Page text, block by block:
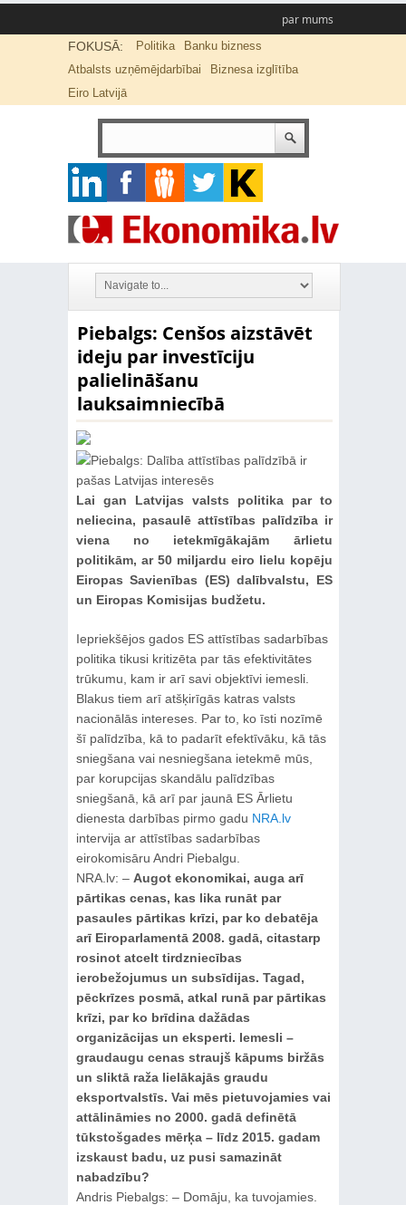
par mums
FOKUSĀ: Politika
Banku bizness
Atbalsts uzņēmējdarbībai
Biznesa izglītība
Eiro Latvijā
Piebalgs: Cenšos aizstāvēt
ideju par investīciju
palielināšanu
lauksaimniecībā
Lai gan Latvijas valsts politika par to
neliecina, pasaulē attīstības palīdzība ir
viena no ietekmīgākajām ārlietu
politikām, ar 50 miljardu eiro lielu kopēju
Eiropas Savienības (ES) dalībvalstu, ES
un Eiropas Komisijas budžetu.
Iepriekšējos gados ES attīstības sadarbības
politika tikusi kritizēta par tās efektivitātes
trūkumu, kam ir arī savi objektīvi iemesli.
Blakus tiem arī atšķirīgās katras valsts
nacionālās intereses. Par to, ko īsti nozīmē
šī palīdzība, kā to padarīt efektīvāku, kā tās
sniegšana vai nesniegšana ietekmē mūs,
par korupcijas skandālu palīdzības
sniegšanā, kā arī par jaunā ES Ārlietu
dienesta darbības pirmo gadu NRA.lv
intervija ar attīstības sadarbības
eirokomisāru Andri Piebalgu.
NRA.lv: – Augot ekonomikai, auga arī
pārtikas cenas, kas lika runāt par
pasaules pārtikas krīzi, par ko debatēja
arī Eiroparlamentā 2008. gadā, citastarp
rosinot atcelt tirdzniecības
ierobežojumus un subsīdijas. Tagad,
pēckrīzes posmā, atkal runā par pārtikas
krīzi, par ko brīdina dažādas
organizācijas un eksperti. Iemesli –
graudaugu cenas straujš kāpums biržās
un sliktā raža lielākajās graudu
eksportvalstīs. Vai mēs pietuvojamies vai
attālināmies no 2000. gadā definētā
tūkstošgades mērķa – līdz 2015. gadam
izskaust badu, uz pusi samazināt
nabadzību?
Andris Piebalgs: – Domāju, ka tuvojamies.